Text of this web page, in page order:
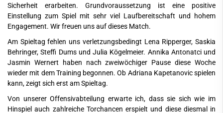
Sicherheit erarbeiten. Grundvoraussetzung ist eine positive
Einstellung zum Spiel mit sehr viel Laufbereitschaft und hohem
Engagement. Wir freuen uns auf dieses Match.
Am Spieltag fehlen uns verletzungsbedingt Lena Ripperger, Saskia
Behringer, Steffi Dums und Julia Kögelmeier. Annika Antonatci und
Jasmin Wernert haben nach zweiwöchiger Pause diese Woche
wieder mit dem Training begonnen. Ob Adriana Kapetanovic spielen
kann, zeigt sich erst am Spieltag.
Von unserer Offensivabteilung erwarte ich, dass sie sich wie im
Hinspiel auch zahlreiche Torchancen erspielt und diese diesmal in